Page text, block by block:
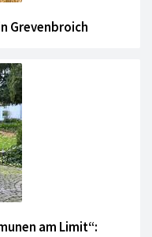
Grevenbroich
am Limit“: